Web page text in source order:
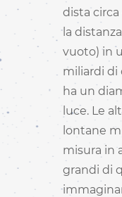
dista circa
la
vuoto) in
miliardi di
ha un
luce. Le
lontane
misura in
grandi di